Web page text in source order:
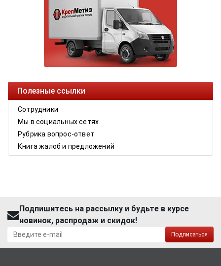
Полезные ссылки
Сотрудники
Мы в социальных сетях
Рубрика вопрос-ответ
Книга жалоб и предложений
Подпишитесь на рассылку и будьте в курсе
новинок, распродаж и скидок!
Подписаться